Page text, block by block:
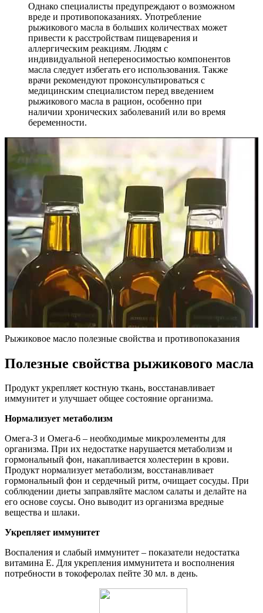
Однако специалисты предупреждают о возможном
вреде и противопоказаниях. Употребление
рыжикового масла в больших количествах может
привести к расстройствам пищеварения и
аллергическим реакциям. Людям с
индивидуальной непереносимостью компонентов
масла следует избегать его использования. Также
врачи рекомендуют проконсультироваться с
медицинским специалистом перед введением
рыжикового масла в рацион, особенно при
наличии хронических заболеваний или во время
беременности.
Рыжиковое масло полезные свойства и противопоказания
Полезные свойства рыжикового масла
Продукт укрепляет костную ткань, восстанавливает
иммунитет и улучшает общее состояние организма.
Нормализует метаболизм
Омега-3 и Омега-6 – необходимые микроэлементы для
организма. При их недостатке нарушается метаболизм и
гормональный фон, накапливается холестерин в крови.
Продукт нормализует метаболизм, восстанавливает
гормональный фон и сердечный ритм, очищает сосуды. При
соблюдении диеты заправляйте маслом салаты и делайте на
его основе соусы. Оно выводит из организма вредные
вещества и шлаки.
Укрепляет иммунитет
Воспаления и слабый иммунитет – показатели недостатка
витамина Е. Для укрепления иммунитета и восполнения
потребности в токоферолах пейте 30 мл. в день.